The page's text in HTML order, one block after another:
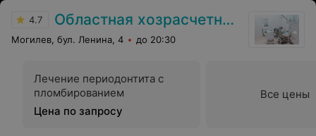
4.7 Областная хозрасчетная стоматологическая поликлиника
Могилев, бул. Ленина, 4 до 20:30
Лечение периодонтита с
пломбированием
Цена по запросу
Все цены